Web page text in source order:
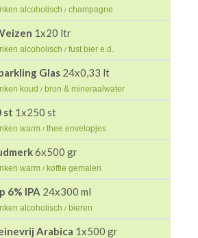
alcoholisch / champagne
1x20 ltr
alcoholisch / fust bier e.d.
Glas 24x0,33 lt
koud / bron & mineraalwater
st 1x250 st
warm / thee envelopjes
6x500 gr
warm / koffie gemalen
6% IPA 24x300 ml
alcoholisch / bieren
Arabica 1x500 gr